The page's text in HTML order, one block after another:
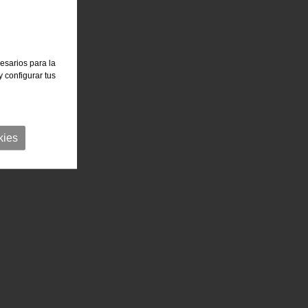
para la
configurar tus